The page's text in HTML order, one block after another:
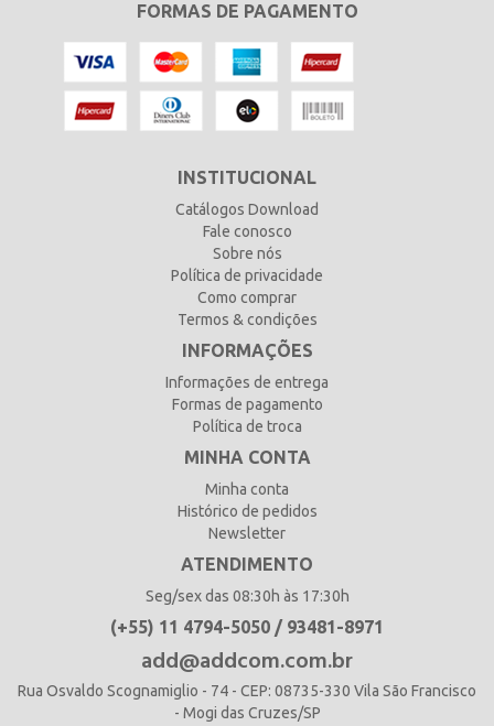
FORMAS DE PAGAMENTO
INSTITUCIONAL
Catálogos Download
Fale conosco
Sobre nós
Política de privacidade
Como comprar
Termos & condições
INFORMAÇÕES
Informações de entrega
Formas de pagamento
Política de troca
MINHA CONTA
Minha conta
Histórico de pedidos
Newsletter
ATENDIMENTO
Seg/sex das 08:30h às 17:30h
(+55) 11 4794-5050 / 93481-8971
add@addcom.com.br
Rua Osvaldo Scognamiglio - 74 - CEP: 08735-330 Vila São Francisco
- Mogi das Cruzes/SP